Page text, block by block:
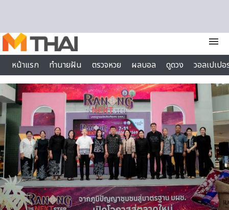
menu
หน้าแรก
ทำนายฝัน ตรวจหวย ผลบอล ดูดวง
วอลเปเป
ไลฟ์สไตล์